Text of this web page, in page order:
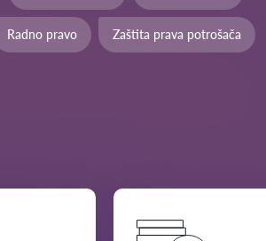
Radno pravo Zaštita prava potrošača